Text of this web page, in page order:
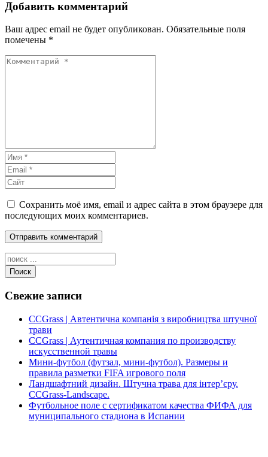
Добавить комментарий
Ваш адрес email не будет опубликован. Обязательные поля
помечены *
Сохранить моё имя, email и адрес сайта в этом браузере для
последующих моих комментариев.
Поиск
Свежие записи
CCGrass | Автентична компанія з виробництва штучної
трави
CCGrass | Аутентичная компания по производству
искусственной травы
Мини-футбол (футзал, мини-футбол). Размеры и
правила разметки FIFA игрового поля
Ландшафтний дизайн. Штучна трава для інтер’єру.
CCGrass-Landscape.
Футбольное поле с сертификатом качества ФИФА для
муниципального стадиона в Испании